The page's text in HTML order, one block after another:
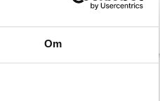
Om
2in1 Multi-Gyn FemiWash